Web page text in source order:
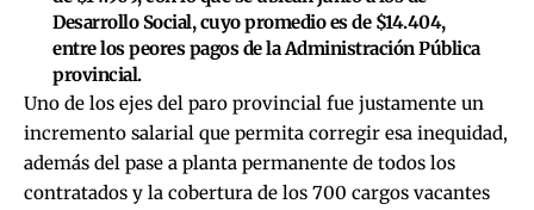
Desarrollo Social, cuyo promedio es de $14.404,
entre los peores pagos de la Administración Pública
provincial.
Uno de los ejes del paro provincial fue justamente un
incremento salarial que permita corregir esa inequidad,
además del pase a planta permanente de todos los
contratados y la cobertura de los 700 cargos vacantes